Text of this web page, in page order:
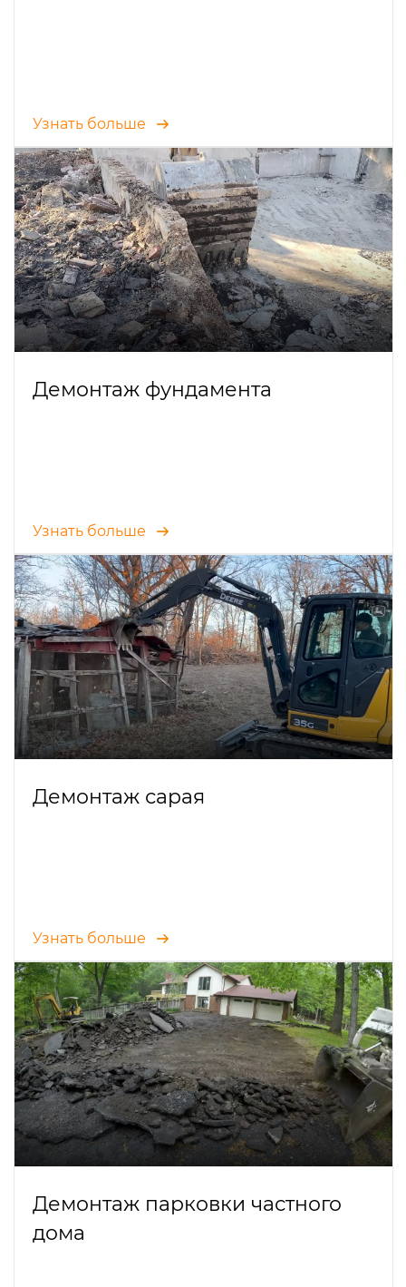
Узнать больше
Демонтаж фундамента
Узнать больше
Демонтаж сарая
Узнать больше
Демонтаж парковки частного
дома